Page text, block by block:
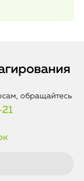
обращайтесь